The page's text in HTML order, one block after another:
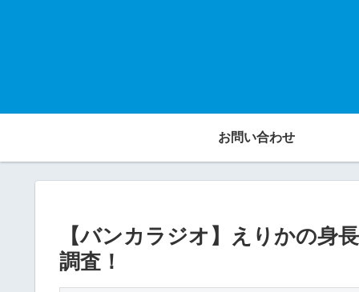
お問い合わせ
【バンカラジオ】えりかの身
調査！